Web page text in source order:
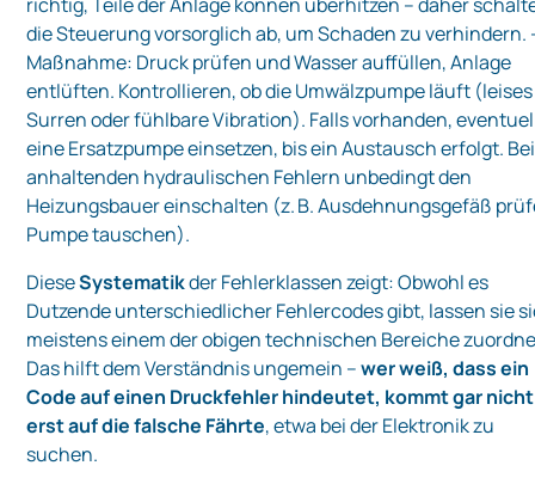
die Steuerung vorsorglich ab, um Schaden zu verhindern.
Maßnahme: Druck prüfen und Wasser auffüllen, Anlage
entlüften. Kontrollieren, ob die Umwälzpumpe läuft (leises
Surren oder fühlbare Vibration). Falls vorhanden,
eine Ersatzpumpe einsetzen, bis ein Austausch erfolgt. Bei
anhaltenden hydraulischen Fehlern unbedingt den
Heizungsbauer einschalten (z. B. Ausdehnungsgefäß
Pumpe tauschen).
DieseSystematikder Fehlerklassen zeigt: Obwohl es
Dutzende unterschiedlicher Fehlercodes gibt, lassen sie
meistens einem der obigen technischen Bereiche
Das hilft dem Verständnis ungemein –wer weiß, dass ein
Code auf einen Druckfehler hindeutet, kommt gar nicht
erst auf die falsche Fährte, etwa bei der Elektronik zu
suchen.